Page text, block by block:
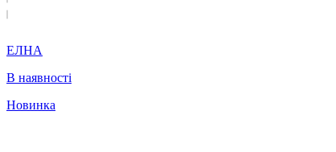
ЕЛНА
В наявності
Новинка